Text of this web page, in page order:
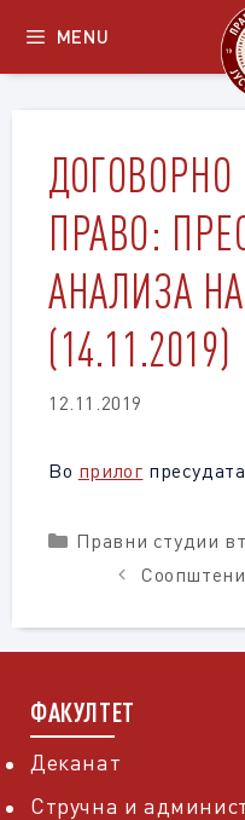
content
MENU
ДОГОВОРНО
ПРАВО:
АНАЛИЗА
(14.11.2019)
12.11.2019
Во прилог
Categories
Правни студии
ФАКУЛТЕТ
Деканат
Стручна и